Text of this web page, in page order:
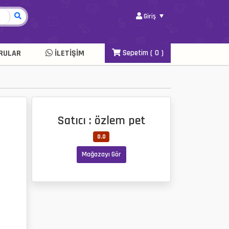
Giriş
İLETIŞIM Sepetim ( 0)
Satıcı : özlem pet
0.0
Mağazayı Gör